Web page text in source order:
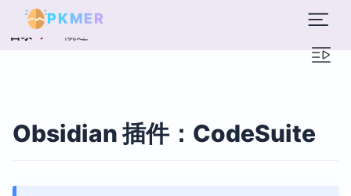
PKMER
目录 概述
Obsidian 插件：CodeSuite